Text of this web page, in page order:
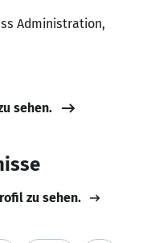
Administration,
sehen.
zu sehen.